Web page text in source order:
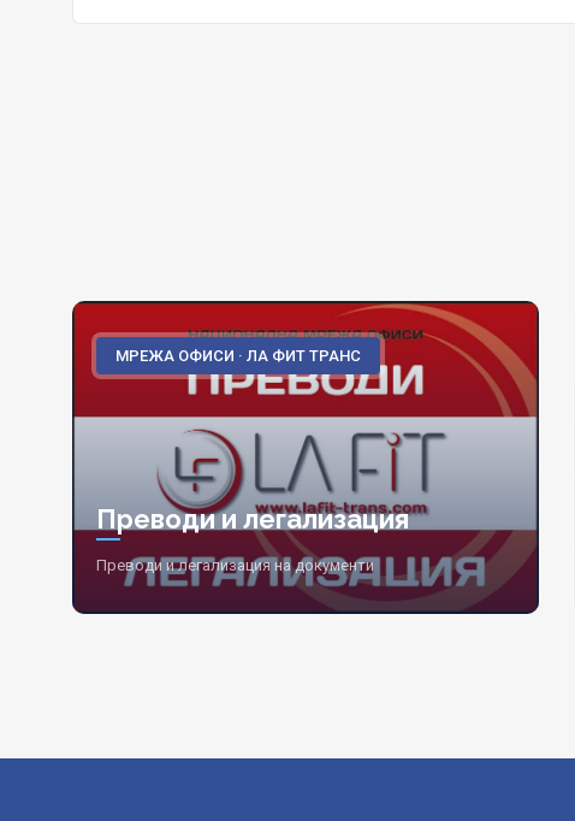
МРЕЖА ОФИСИ · ЛА ФИТ ТРАНС
Преводи и легализация
Преводи и легализация на документи